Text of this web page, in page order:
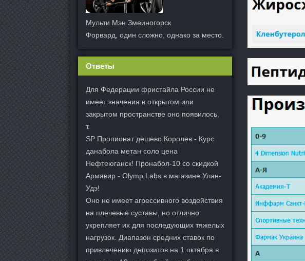
Мульти Мэн Змеиногорск
Форвард, один сложно, однако за место.
Ответы
Для Федерации фристайла России не
имеет значения в открытом или
закрытом пространстве оно появилось,
т.
SP Пропионат дешево Королев - Курс
данабола метан соло цена
Нефтеюганск! Пронабол-10 со скидкой
Армавир - Olymp Labs в магазине Улан-
Удэ!
Оно не имеет агрессивного воздействия
на плечевые суставы, но отлично
укрепляет их для последующих тяжелых
нагрузок. Диапазон средних ставок по
привлечению депозитов на 1 октября в